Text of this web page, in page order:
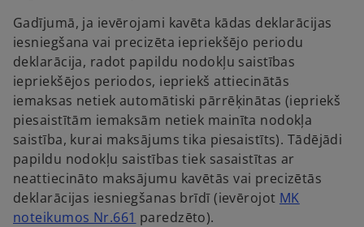
i
n
a
n
e
w
t
a
b
Gadījumā, ja ievērojami kavēta kādas deklarācijas
iesniegšana vai precizēta iepriekšējo periodu
deklarācija, radot papildu nodokļu saistības
iepriekšējos periodos, iepriekš attiecinātās
iemaksas netiek automātiski pārrēķinātas (iepriekš
piesaistītām iemaksām netiek mainīta nodokļa
saistība, kurai maksājums tika piesaistīts). Tādējādi
papildu nodokļu saistības tiek sasaistītas ar
neattiecināto maksājumu kavētās vai precizētās
deklarācijas iesniegšanas brīdī (ievērojot MK
noteikumos Nr.661 oparedzēto).